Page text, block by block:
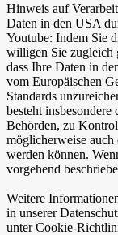
Hinweis auf
Daten in den USA
Youtube: Indem Sie
willigen Sie zugleich
dass Ihre Daten in
vom Europäischen
Standards
besteht
Behörden, zu
möglicherweise
werden können.
vorgehend
Weitere
in unserer
unter Cookie-